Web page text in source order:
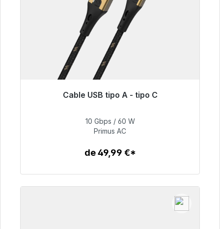
Cable USB tipo A - tipo C
Listo para envío inmediato, plazo de entrega
59,99 €
10 Gbps / 60 W
Primus AC
de 49,99 €*